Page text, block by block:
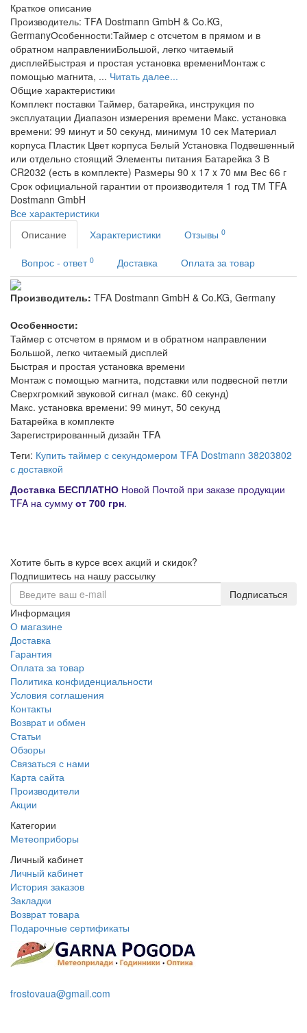
Краткое описание
Производитель: TFA Dostmann GmbH & Co.KG,
GermanyОсобенности:Таймер с отсчетом в прямом и в
обратном направленииБольшой, легко читаемый
дисплейБыстрая и простая установка времениМонтаж с
помощью магнита, ... Читать далее...
Общие характеристики
Комплект поставки Таймер, батарейка, инструкция по
эксплуатации Диапазон измерения времени Макс. установка
времени: 99 минут и 50 секунд, минимум 10 сек Материал
корпуса Пластик Цвет корпуса Белый Установка Подвешенный
или отдельно стоящий Элементы питания Батарейка 3 В
CR2032 (есть в комплекте) Размеры 90 x 17 x 70 мм Вес 66 г
Срок официальной гарантии от производителя 1 год ТМ TFA
Dostmann GmbH
Все характеристики
Описание
Характеристики Отзывы 0
Вопрос - ответ 0 Доставка Оплата за товар
Производитель: TFA Dostmann GmbH & Co.KG, Germany
Особенности:
Таймер с отсчетом в прямом и в обратном направлении
Большой, легко читаемый дисплей
Быстрая и простая установка времени
Монтаж с помощью магнита, подставки или подвесной петли
Сверхгромкий звуковой сигнал (макс. 60 секунд)
Макс. установка времени: 99 минут, 50 секунд
Батарейка в комплекте
Зарегистрированный дизайн TFA
Теги: Купить таймер с секундомером TFA Dostmann 38203802
с доставкой
Доставка БЕСПЛАТНО Новой Почтой при заказе продукции
TFA на сумму от 700 грн.
Хотите быть в курсе всех акций и скидок?
Подпишитесь на нашу рассылку
Подписаться
Информация
О магазине
Доставка
Гарантия
Оплата за товар
Политика конфиденциальности
Условия соглашения
Контакты
Возврат и обмен
Статьи
Обзоры
Связаться с нами
Карта сайта
Производители
Акции
Категории
Метеоприборы
Личный кабинет
Личный кабинет
История заказов
Закладки
Возврат товара
Подарочные сертификаты
frostovaua@gmail.com